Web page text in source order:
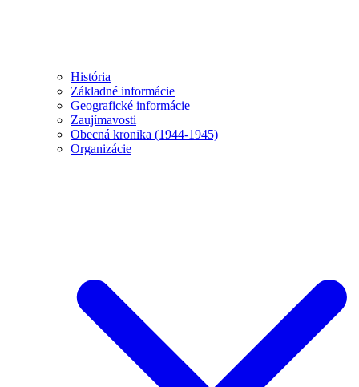
História
Základné informácie
Geografické informácie
Zaujímavosti
Obecná kronika (1944-1945)
Organizácie